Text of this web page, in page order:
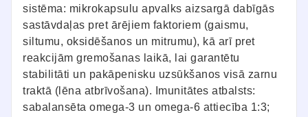
sistēma: mikrokapsulu apvalks aizsargā dabīgās
sastāvdaļas pret ārējiem faktoriem (gaismu,
siltumu, oksidēšanos un mitrumu), kā arī pret
reakcijām gremošanas laikā, lai garantētu
stabilitāti un pakāpenisku uzsūkšanos visā zarnu
traktā (lēna atbrīvošana). Imunitātes atbalsts:
sabalansēta omega-3 un omega-6 attiecība 1:3;